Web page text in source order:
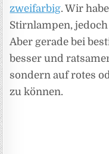
zweifarbig. Wir
Stirnlampen,
Aber gerade bei
besser und
sondern auf rotes
zu können.